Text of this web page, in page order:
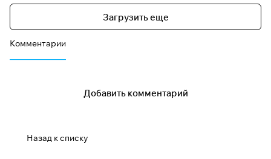
Загрузить еще
Комментарии
Добавить комментарий
Назад к списку